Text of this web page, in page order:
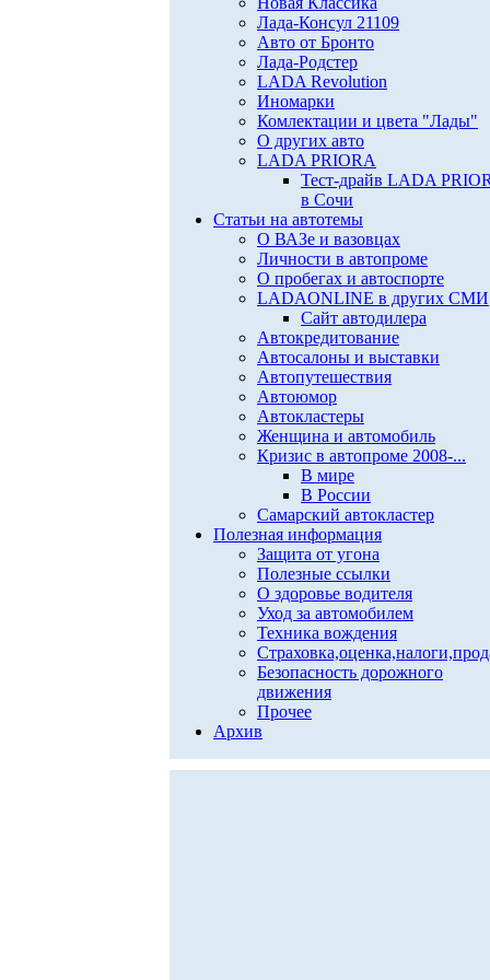
Лада-Консул 21109
Авто от Бронто
Лада-Родстер
LADA Revolution
Иномарки
Комлектации и цвета "Лады"
О других авто
LADA PRIORA
Тест-драйв LADA
в Сочи
Статьи на автотемы
О ВАЗе и вазовцах
Личности в автопроме
О пробегах и автоспорте
LADAONLINE в других СМИ
Сайт автодилера
Автокредитование
Автосалоны и выставки
Автопутешествия
Автоюмор
Автокластеры
Женщина и автомобиль
Кризис в автопроме 2008-...
В мире
В России
Самарский автокластер
Полезная информация
Защита от угона
Полезные ссылки
О здоровье водителя
Уход за автомобилем
Техника вождения
Безопасность дорожного
движения
Прочее
Архив